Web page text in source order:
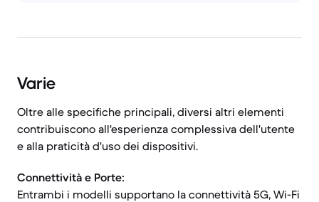
Varie
Oltre alle specifiche principali, diversi altri elementi
contribuiscono all'esperienza complessiva dell'utente
e alla praticità d'uso dei dispositivi.
Connettività e Porte:
Entrambi i modelli supportano la connettività 5G, Wi-Fi